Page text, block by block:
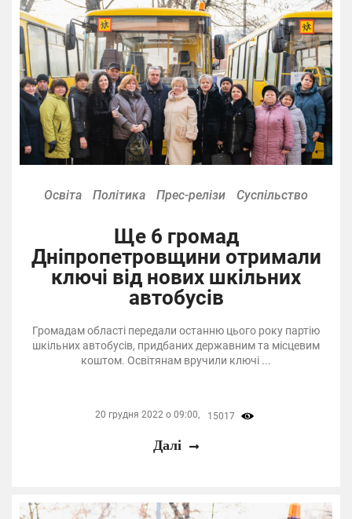
Освіта Політика Прес-релізи Суспільство
Ще 6 громад
Дніпропетровщини отримали
ключі від нових шкільних
автобусів
Громадам області передали останню цього року партію
шкільних автобусів, придбаних державним та місцевим
коштом. Освітянам вручили ключі ...
20 грудня 2022 о 09:00, 15017
Далі